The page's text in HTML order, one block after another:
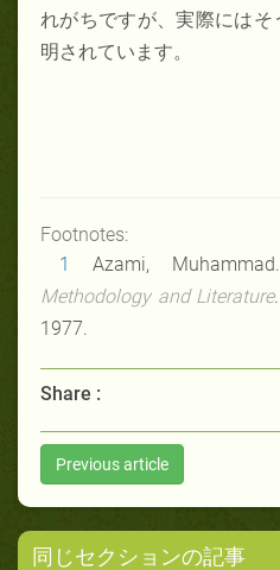
れがちですが、実際には
明されています。
Footnotes:
1
Azami,
Methodology and Literature
1977.
Share :
Previous article
同じセクションの記事